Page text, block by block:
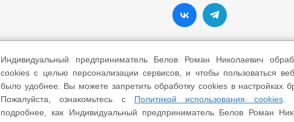
Индивидуальный предприниматель Белов Роман Николаевич
cookies с целью персонализации сервисов, и чтобы пользоваться
было удобнее. Вы можете запретить обработку cookies в настройках
Пожалуйста, ознакомьтесь с Политикой использования cookies.
подробнее, как Индивидуальный предприниматель Белов Роман